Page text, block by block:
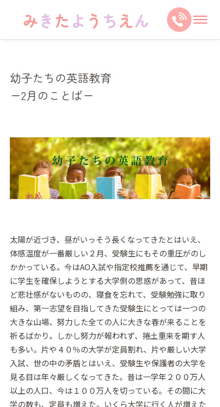
幼子たちの英語教育
ー2月のことばー
太陽が近づき、昼がいっそう長くなってきたとはいえ、
体感温度が一番厳しい２月、受験生にもその重圧がのし
かかっている。今はAO入試や指定校推薦を通じて、早期
に学生を確保しようとする大学側の思惑があって、昔ほ
ど悲壮感がないものの、寝食を忘れて、受験勉強に取り
組み、第一志望を目指してきた受験生にとっては一つの
大きな山場、努力した全ての人に大きな春が来ることを
祈るばかり。しかし努力が報われず、捲土重来を期す人
も多い。片や４０％の大学が定員割れ、片や厳しい大学
入試、世の中の矛盾とはいえ、受験生や保護者の大学を
見る目は年々厳しくなってきた。昔は一学年２００万人
以上の人口、今は１００万人を切っている。その間に大
学の数も、定員も増えた。いくら大学に行く人が増えた